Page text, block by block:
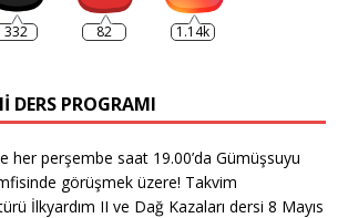
332 82 1.14k
DERS PROGRAMI
her perşembe saat 19.00’da Gümüşsuyu
görüşmek üzere! Takvim
İlkyardım II ve Dağ Kazaları dersi 8 Mayıs